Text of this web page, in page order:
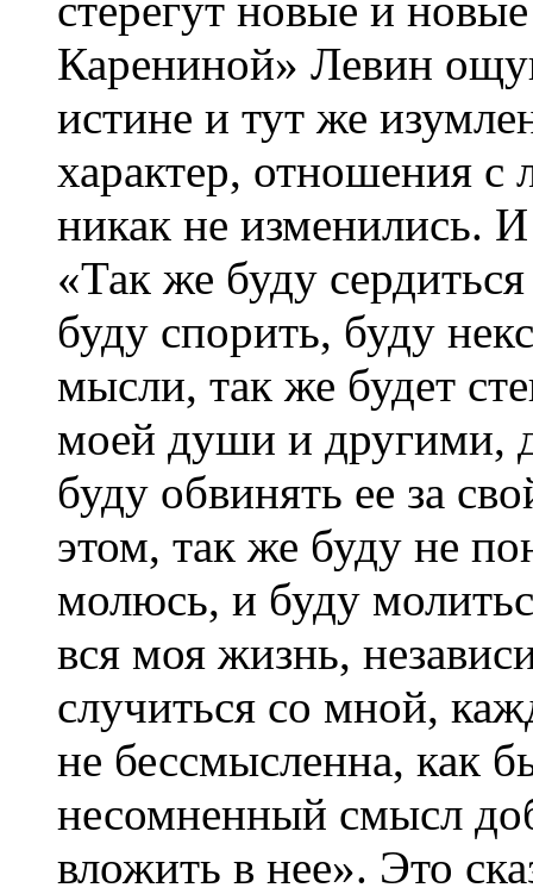
Карениной» Левин
истине и тут же
характер, отношения
никак не изменились.
«Так же буду
буду спорить, буду
мысли, так же будет
моей души и другими,
буду обвинять ее за
этом, так же буду не
молюсь, и буду
вся моя жизнь,
случиться со мной,
не бессмысленна, как
несомненный смысл
вложить в нее». Это